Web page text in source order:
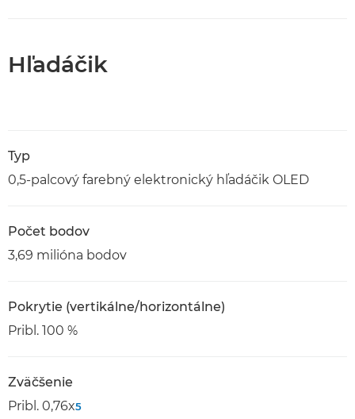
Hľadáčik
Typ
0,5-palcový farebný elektronický hľadáčik OLED
Počet bodov
3,69 milióna bodov
Pokrytie (vertikálne/horizontálne)
Pribl. 100 %
Zväčšenie
Pribl. 0,76x5